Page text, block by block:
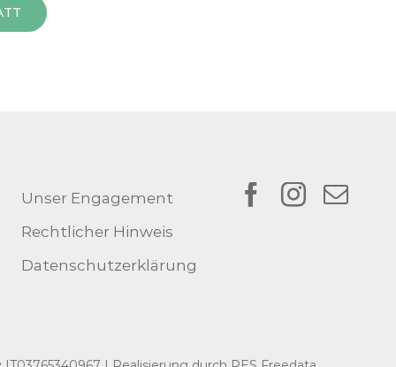
Unser Engagement
Rechtlicher Hinweis
Datenschutzerklärung